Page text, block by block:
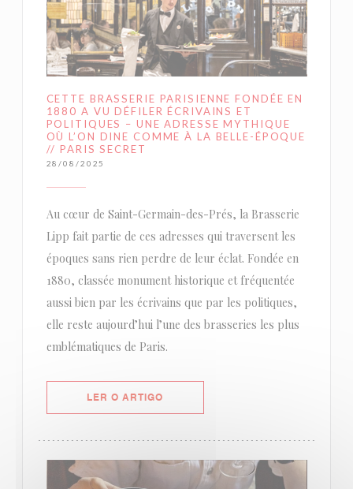
CETTE BRASSERIE PARISIENNE FONDÉE EN
1880 A VU DÉFILER ÉCRIVAINS ET
POLITIQUES – UNE ADRESSE MYTHIQUE
OÙ L’ON DINE COMME À LA BELLE-ÉPOQUE
// PARIS SECRET
28/08/2025
Au cœur de Saint-Germain-des-Prés, la Brasserie
Lipp fait partie de ces adresses qui traversent les
époques sans rien perdre de leur éclat. Fondée en
1880, classée monument historique et fréquentée
aussi bien par les écrivains que par les politiques,
elle reste aujourd’hui l’une des brasseries les plus
emblématiques de Paris.
LER O ARTIGO